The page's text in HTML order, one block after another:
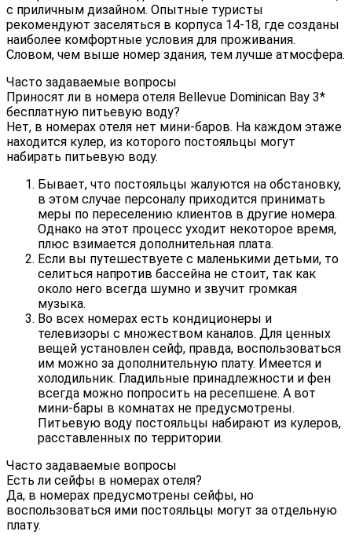
с приличным дизайном. Опытные туристы
рекомендуют заселяться в корпуса 14-18, где созданы
наиболее комфортные условия для проживания.
Словом, чем выше номер здания, тем лучше атмосфера.
Часто задаваемые вопросы
Приносят ли в номера отеля Bellevue Dominican Bay 3*
бесплатную питьевую воду?
Нет, в номерах отеля нет мини-баров. На каждом этаже
находится кулер, из которого постояльцы могут
набирать питьевую воду.
Бывает, что постояльцы жалуются на обстановку,
в этом случае персоналу приходится принимать
меры по переселению клиентов в другие номера.
Однако на этот процесс уходит некоторое время,
плюс взимается дополнительная плата.
Если вы путешествуете с маленькими детьми, то
селиться напротив бассейна не стоит, так как
около него всегда шумно и звучит громкая
музыка.
Во всех номерах есть кондиционеры и
телевизоры с множеством каналов. Для ценных
вещей установлен сейф, правда, воспользоваться
им можно за дополнительную плату. Имеется и
холодильник. Гладильные принадлежности и фен
всегда можно попросить на ресепшене. А вот
мини-бары в комнатах не предусмотрены.
Питьевую воду постояльцы набирают из кулеров,
расставленных по территории.
Часто задаваемые вопросы
Есть ли сейфы в номерах отеля?
Да, в номерах предусмотрены сейфы, но
воспользоваться ими постояльцы могут за отдельную
плату.